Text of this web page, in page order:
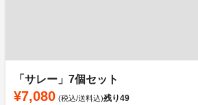
「サレー」7個セット
¥7,080 (税込/送料込)残り49